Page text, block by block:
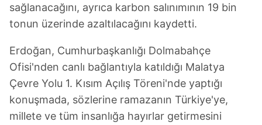
sağlanacağını, ayrıca karbon salınımının 19 bin
tonun üzerinde azaltılacağını kaydetti.
Erdoğan, Cumhurbaşkanlığı Dolmabahçe
Ofisi'nden canlı bağlantıyla katıldığı Malatya
Çevre Yolu 1. Kısım Açılış Töreni'nde yaptığı
konuşmada, sözlerine ramazanın Türkiye'ye,
millete ve tüm insanlığa hayırlar getirmesini